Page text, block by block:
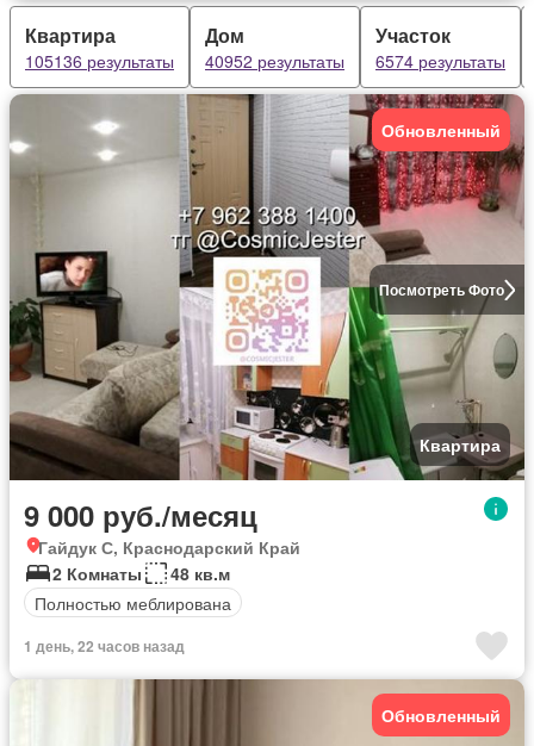
Квартира
105136 результаты
Дом
40952 результаты
Участок
6574 результаты
Посмотреть Фото
Обновленный
Квартира
9 000 руб./месяц
Гайдук С, Краснодарский Край
2 Комнаты
48 кв.м
Полностью меблирована
1 день, 22 часов назад
Обновленный